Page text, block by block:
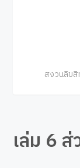
สงวนลิข
เล่ม 6